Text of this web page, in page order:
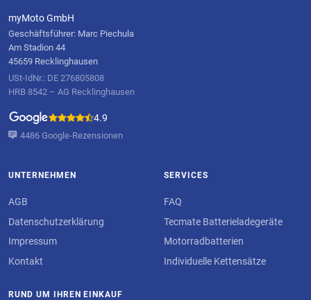
myMoto GmbH
Geschäftsführer: Marc Piechula
Am Stadion 44
45659 Recklinghausen
USt-IdNr.: DE 276805808
HRB 8542 – AG Recklinghausen
4.9
4486 Google-Rezensionen
UNTERNEHMEN
AGB
Datenschutzerklärung
Impressum
Kontakt
SERVICES
FAQ
Tecmate Batterieladegeräte
Motorradbatterien
Individuelle Kettensätze
RUND UM IHREN EINKAUF